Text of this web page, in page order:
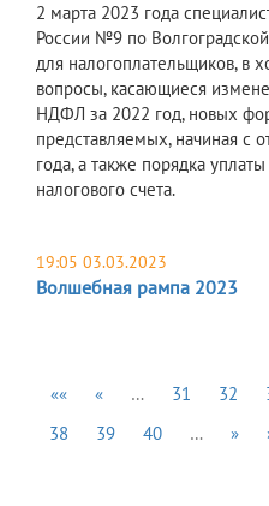
2 марта 2023 года
России №9 по
для налогоплательщиков, в
вопросы, касающиеся
НДФЛ за 2022 год, новых
представляемых, начиная с
года, а также порядка
налогового счета.
19:05 03.03.2023
Волшебная рампа 2023
«« « … 31 32
38
39 40 … »